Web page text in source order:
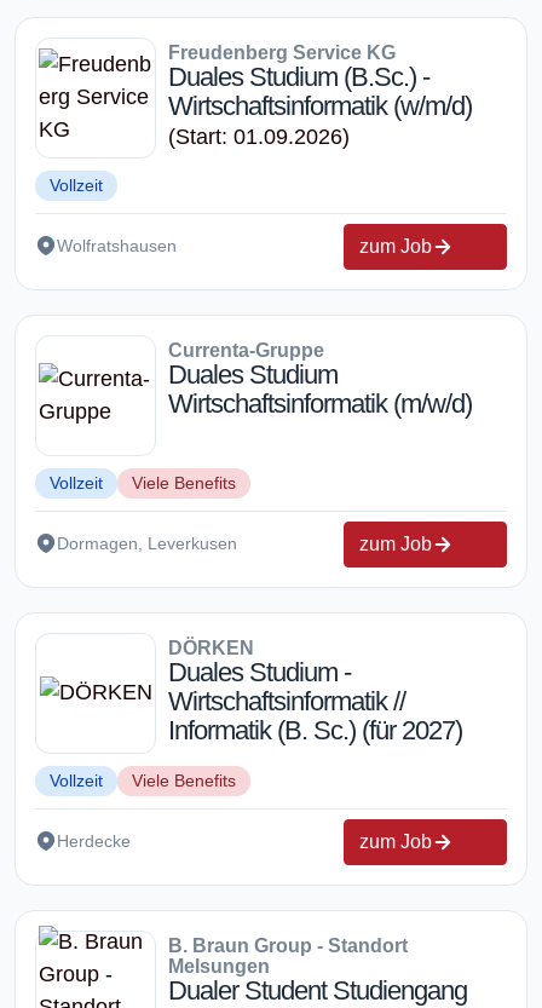
Freudenberg Service KG
Duales Studium (B.Sc.) -
Wirtschaftsinformatik (w/m/d)
(Start: 01.09.2026)
Vollzeit
Wolfratshausen zum Job
Currenta-Gruppe
Duales Studium
Wirtschaftsinformatik (m/w/d)
Vollzeit Viele Benefits
Dormagen, Leverkusen zum Job
DÖRKEN
Duales Studium -
Wirtschaftsinformatik //
Informatik (B. Sc.) (für 2027)
Vollzeit Viele Benefits
Herdecke zum Job
B. Braun Group - Standort
Melsungen
Dualer Student Studiengang